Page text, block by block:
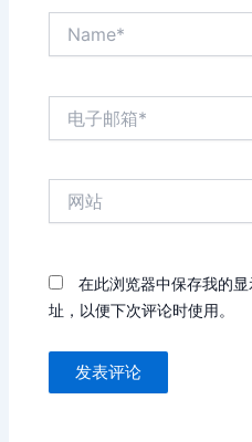
在此浏览器中保存我的
址，以便下次评论时使用。